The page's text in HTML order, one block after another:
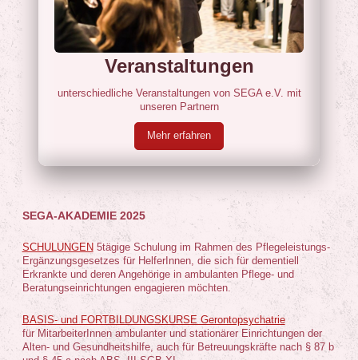
Veranstaltungen
unterschiedliche Veranstaltungen von SEGA e.V. mit
unseren Partnern
Mehr erfahren
SEGA-AKADEMIE 2025
SCHULUNGEN 5tägige Schulung im Rahmen des Pflegeleistungs-
Ergänzungsgesetzes für HelferInnen, die sich für dementiell
Erkrankte und deren Angehörige in ambulanten Pflege- und
Beratungseinrichtungen engagieren möchten.
BASIS- und FORTBILDUNGSKURSE Gerontopsychatrie
für MitarbeiterInnen ambulanter und stationärer Einrichtungen der
Alten- und Gesundheitshilfe, auch für Betreuungskräfte nach § 87 b